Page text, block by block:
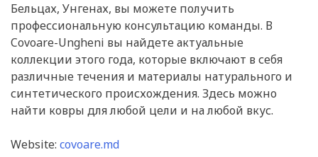
Бельцах, Унгенах, вы можете получить
профессиональную консультацию команды. В
Covoare-Ungheni вы найдете актуальные
коллекции этого года, которые включают в себя
различные течения и материалы натурального и
синтетического происхождения. Здесь можно
найти ковры для любой цели и на любой вкус.
Website: covoare.md